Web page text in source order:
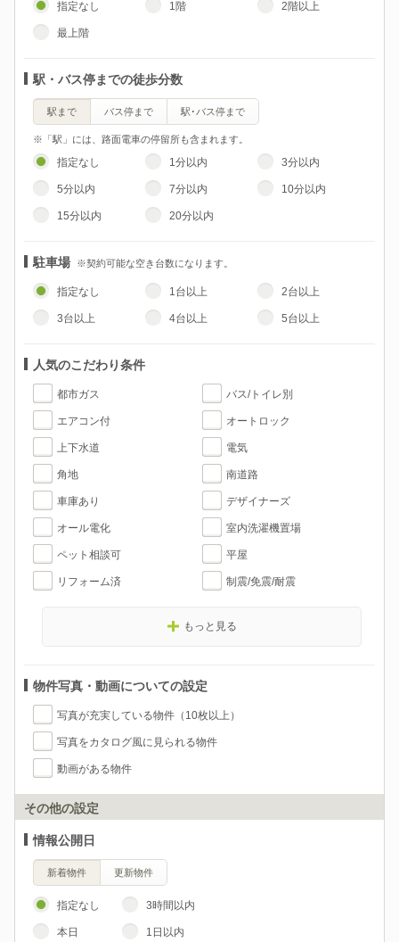
指定なし 1階 2階以上
最上階
駅・バス停までの徒歩分数
駅まで バス停まで 駅･バス停まで
指定なし 1分以内 3分以内
5分以内 7分以内 10分以内
15分以内 20分以内
※「駅」には、路面電車の停留所も含まれます。
駐車場 ※契約可能な空き台数になります。
指定なし 1台以上 2台以上
3台以上 4台以上 5台以上
人気のこだわり条件
都市ガス バス/トイレ別
エアコン付 オートロック
上下水道 電気
角地 南道路
車庫あり デザイナーズ
オール電化 室内洗濯機置場
ペット相談可 平屋
リフォーム済 制震/免震/耐震
もっと見る
物件写真・動画についての設定
写真が充実している物件（10枚以上）
写真をカタログ風に見られる物件
動画がある物件
その他の設定
情報公開日
新着物件 更新物件
指定なし 3時間以内
本日 1日以内